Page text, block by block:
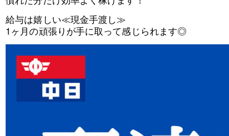
給与は嬉しい≪現金手渡し≫
1ヶ月の頑張りが手に取って感じられます◎